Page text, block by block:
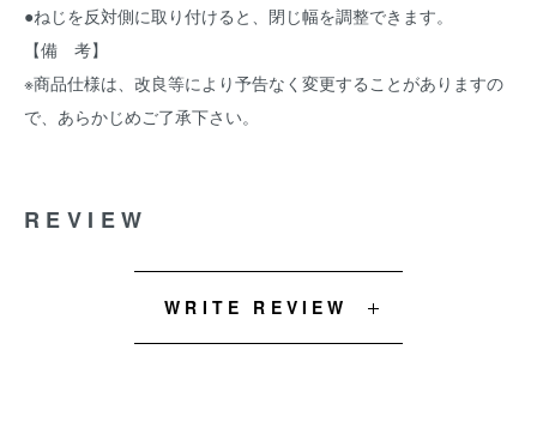
●ねじを反対側に取り付けると、閉じ幅を調整できます。
【備 考】
※商品仕様は、改良等により予告なく変更することがありますの
で、あらかじめご了承下さい。
REVIEW
WRITE REVIEW